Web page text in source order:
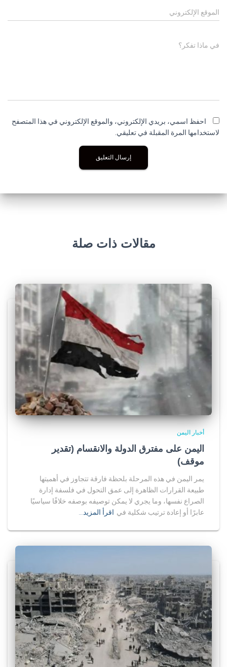
الموقع الإلكتروني
في ماذا تفكر؟
احفظ اسمي، بريدي الإلكتروني، والموقع الإلكتروني في هذا المتصفح
لاستخدامها المرة المقبلة في تعليقي.
مقالات ذات صلة
أخبار اليمن
اليمن على مفترق الدولة والانقسام (تقدير
موقف)
يمر اليمن في هذه المرحلة بلحظة فارقة تتجاوز في أهميتها
طبيعة القرارات الظاهرة إلى عمق التحول في فلسفة إدارة
الصراع نفسها، وما يجري لا يمكن توصيفه بوصفه خلافًا سياسيًا
عابرًا أو إعادة ترتيب شكلية في اقرأ المزيد…